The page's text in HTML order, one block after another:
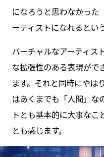
になろうと思わなかった
ーティストになれるとい
バーチャルなアーティス
な拡張性のある表現がで
ます。それと同時にやは
はあくまでも「人間」な
トとも基本的に大事な
とも感じます。